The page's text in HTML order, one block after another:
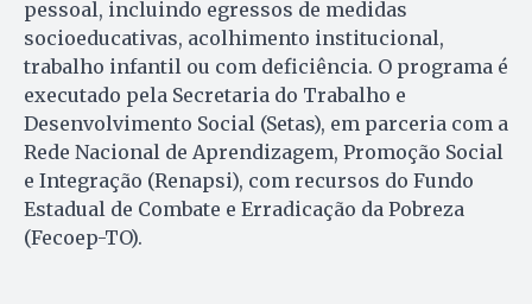
pessoal, incluindo egressos de medidas
socioeducativas, acolhimento institucional,
trabalho infantil ou com deficiência. O programa é
executado pela Secretaria do Trabalho e
Desenvolvimento Social (Setas), em parceria com a
Rede Nacional de Aprendizagem, Promoção Social
e Integração (Renapsi), com recursos do Fundo
Estadual de Combate e Erradicação da Pobreza
(Fecoep-TO).